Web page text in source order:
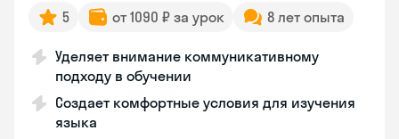
5 от 1090 ₽ за урок 8 лет опыта
Уделяет внимание коммуникативному
подходу в обучении
Создает комфортные условия для изучения
языка